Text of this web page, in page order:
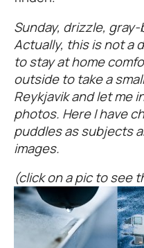
Sunday, drizzle,
Actually, this is not a
to stay at home
outside to take a
Reykjavik and let me
photos. Here I have
puddles as subjects
images.
(click on a pic to see